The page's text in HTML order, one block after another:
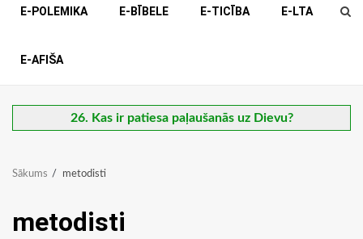
E-POLEMIKA E-BĪBELE E-TICĪBA E-LTA
E-AFIŠA
26. Kas ir patiesa paļaušanās uz Dievu?
Sākums metodisti
metodisti